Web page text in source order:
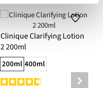
Clinique Clarifying Lotion
2 200ml
200ml 400ml